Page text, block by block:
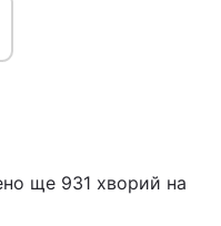
ще 931 хворий на